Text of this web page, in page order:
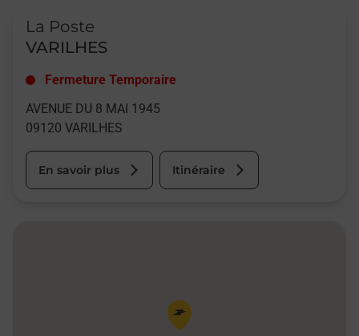
La Poste
VARILHES
Fermeture Temporaire
AVENUE DU 8 MAI 1945
09120 VARILHES
En savoir plus Itinéraire
Pin de la carte